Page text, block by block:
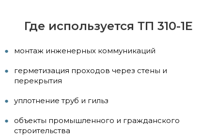
Где используется ТП 310-1Е
монтаж инженерных коммуникаций
герметизация проходов через стены и
перекрытия
уплотнение труб и гильз
объекты промышленного и гражданского
строительства